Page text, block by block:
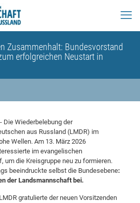
Zusammenhalt: Bundesvorstand
erfolgreichen Neustart in
Die Wiederbelebung der
aus Russland (LMDR) im
Wellen. Am 13. März 2026
im evangelischen
um die Kreisgruppe neu zu formieren.
beeindruckte selbst die Bundesebene:
der Landsmannschaft bei.
gratulierte der neuen Vorsitzenden